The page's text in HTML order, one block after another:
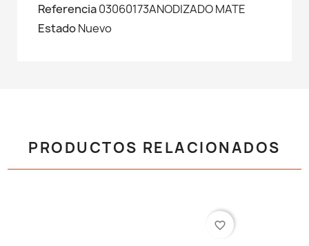
Referencia03060173ANODIZADO MATE
EstadoNuevo
PRODUCTOS RELACIONADOS
favorite_border